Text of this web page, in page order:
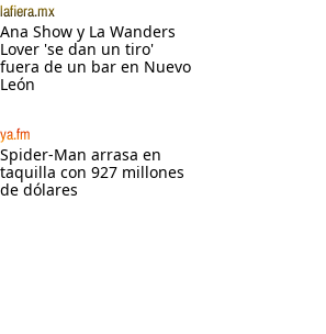
lafiera.mx
Ana Show y La Wanders
Lover 'se dan un tiro'
fuera de un bar en Nuevo
León
ya.fm
Spider-Man arrasa en
taquilla con 927 millones
de dólares